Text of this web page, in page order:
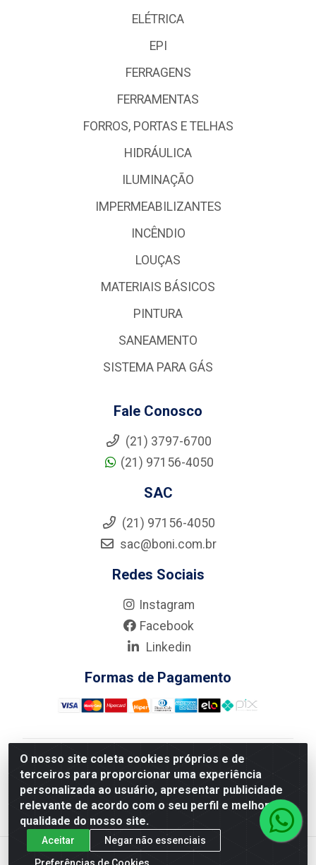
O nosso site coleta cookies próprios e de
terceiros para proporcionar uma experiência
personalizada ao usuário, apresentar publicidade
relevante de acordo com o seu perfil e melhorar a
qualidade do nosso site.
Aceitar
Negar não essenciais
Preferências de Cookies
ELÉTRICA
EPI
FERRAGENS
FERRAMENTAS
FORROS, PORTAS E TELHAS
HIDRÁULICA
ILUMINAÇÃO
IMPERMEABILIZANTES
INCÊNDIO
LOUÇAS
MATERIAIS BÁSICOS
PINTURA
SANEAMENTO
SISTEMA PARA GÁS
Fale Conosco
(21) 3797-6700
(21) 97156-4050
SAC
(21) 97156-4050
sac@boni.com.br
Redes Sociais
Instagram
Facebook
Linkedin
Formas de Pagamento
Nova Boni Distribuidora de Material de Construção LTDA
- Rua Alice Tibiriçá, 330 - Vila Da Penha, Rio de
Janeiro/RJ - CEP: 21.210-110 - CNPJ: 11.003.135/0001-
27